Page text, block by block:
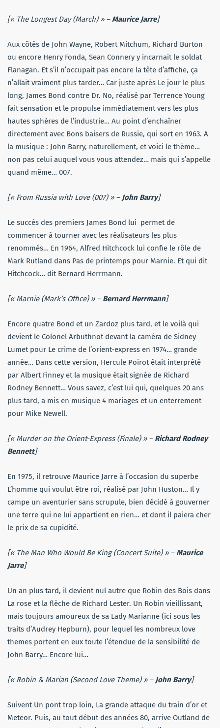
[« The Longest Day (March) » –Maurice Jarre]
Aux côtés de John Wayne, Robert Mitchum, Richard Burton
ou encore Henry Fonda, Sean Connery y incarnait le soldat
Flanagan. Et s’il n’occupait pas encore la tête d’affiche, ça
n’allait vraiment plus tarder… Car juste après Le jour le plus
long, James Bond contre Dr. No, réalisé par Terrence Young
fait sensation et le propulse immédiatement vers les plus
hautes sphères de l’industrie… Au point d’enchaîner
directement avec Bons baisers de Russie, qui sort en 1963. A
la musique : John Barry, naturellement, et voici le thème…
non pas celui auquel vous vous attendez… mais qui s’appelle
quand même… 007.
[« From Russia with Love (007) » – John Barry]
Le succès des premiers James Bond lui permet de
commencer à tourner avec les réalisateurs les plus
renommés… En 1964, Alfred Hitchcock lui confie le rôle de
Mark Rutland dans Pas de printemps pour Marnie. Et qui dit
Hitchcock… dit Bernard Herrmann.
[« Marnie (Mark’s Office) » – Bernard Herrmann]
Encore quatre Bond et un Zardoz plus tard, et le voilà qui
devient le Colonel Arbuthnot devant la caméra de Sidney
Lumet pour Le crime de l’orient-express en 1974… grande
année… Dans cette version, Hercule Poirot était interprété
par Albert Finney et la musique était signée de Richard
Rodney Bennett… Vous savez, c’est lui qui, quelques 20 ans
plus tard, a mis en musique 4 mariages et un enterrement
pour Mike Newell.
[« Murder on the Orient-Express (Finale) » – Richard Rodney
Bennett]
En 1975, il retrouve Maurice Jarre à l’occasion du superbe
L’homme qui voulut être roi, réalisé par John Huston… Il y
campe un aventurier sans scrupule, bien décidé à gouverner
une terre qui ne lui appartient en rien… et dont il paiera cher
le prix de sa cupidité.
[« The Man Who Would Be King (Concert Suite) » –Maurice
Jarre]
Un an plus tard, il devient nul autre que Robin des Bois dans
La rose et la flèche de Richard Lester. Un Robin vieillissant,
mais toujours amoureux de sa Lady Marianne (ici sous les
traits d’Audrey Hepburn), pour lequel les nombreux love
themes portent en eux toute l’étendue de la sensibilité de
John Barry… Encore lui…
[« Robin & Marian (Second Love Theme) » – John Barry]
Suivent Un pont trop loin, La grande attaque du train d’or et
Meteor. Puis, au tout début des années 80, arrive Outland de